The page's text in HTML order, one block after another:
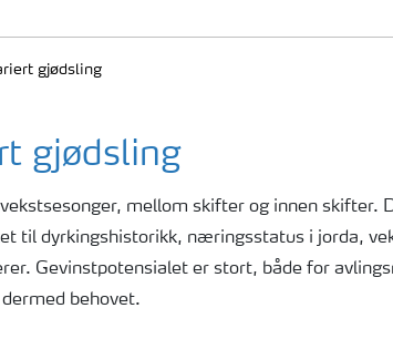
gjødsling
gjødsling
mellom skifter og innen skifter.
til dyrkingshistorikk, næringsstatus i jorda,
Gevinstpotensialet er stort, både for
behovet.